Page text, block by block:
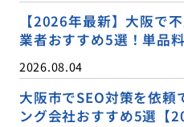
【2026年最新】大阪で
業者おすすめ5選！単品
2026.08.04
大阪市でSEO対策を依頼
ング会社おすすめ5選【